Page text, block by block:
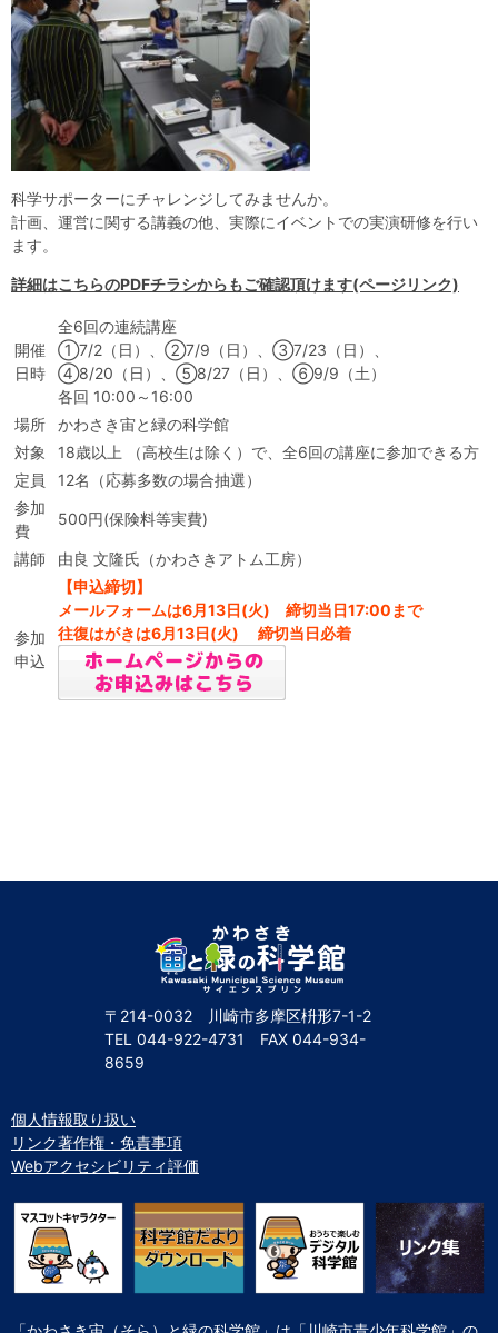
基本理念
沿革
計画・年報・評価・議事録
青少年科学館運営基本計画
年報
事業評価
議事録
研究資料
研究の紹介
川崎市自然環境調査報告
図録
紀要
年報
出版物
生田緑地の植物
お問い合わせ
よくある質問
日本語
科学サポーターにチャレンジしてみませんか。
計画、運営に関する講義の他、実際にイベントでの実演研修を行い
ます。
詳細はこちらのPDFチラシからもご確認頂けます(ページリンク)
開催
日時
全6回の連続講座
①7/2（日）、②7/9（日）、③7/23（日）、
④8/20（日）、⑤8/27（日）、⑥9/9（土）
各回 10:00～16:00
場所
かわさき宙と緑の科学館
対象
18歳以上 （高校生は除く）で、全6回の講座に参加できる方
定員
12名（応募多数の場合抽選）
参加
費
500円(保険料等実費)
講師 由良 文隆氏（かわさきアトム工房）
参加
申込
【申込締切】
メールフォームは6月13日(火) 締切当日17:00まで
往復はがきは6月13日(火) 締切当日必着
〒214-0032 川崎市多摩区枡形7-1-2
TEL 044-922-4731 FAX 044-934-
8659
個人情報取り扱い
リンク著作権・免責事項
Webアクセシビリティ評価